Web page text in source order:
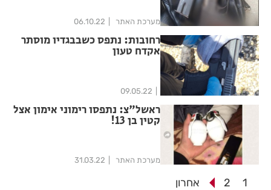
מערכת האתר 06.10.22
רחובות: נתפס כשבבגדיו מוסתר
אקדח טעון
09.05.22
ראשל"צ: נתפסו רימוני אימון אצל
קטין בן 13!
מערכת האתר 31.03.22
1
2 אחרון